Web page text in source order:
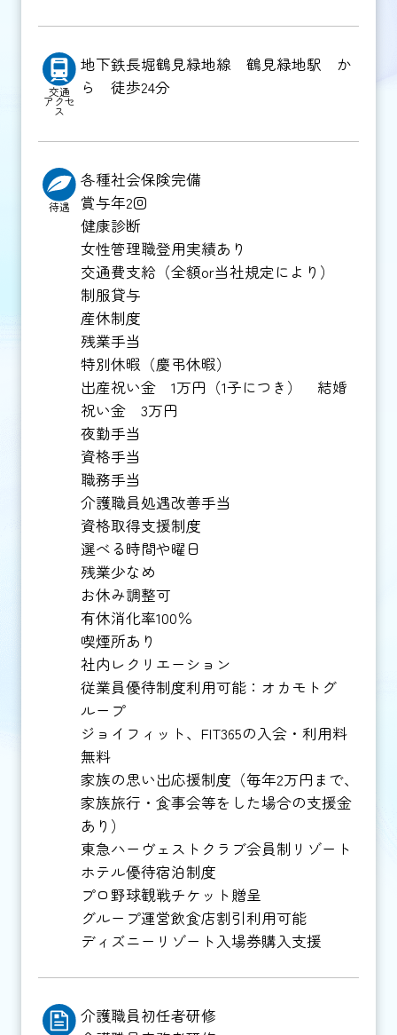
交通
アクセ
ス
地下鉄長堀鶴見緑地線 鶴見緑地駅 か
ら 徒歩24分
待遇
各種社会保険完備
賞与年2回
健康診断
女性管理職登用実績あり
交通費支給（全額or当社規定により）
制服貸与
産休制度
残業手当
特別休暇（慶弔休暇）
出産祝い金 1万円（1子につき） 結婚
祝い金 3万円
夜勤手当
資格手当
職務手当
介護職員処遇改善手当
資格取得支援制度
選べる時間や曜日
残業少なめ
お休み調整可
有休消化率100％
喫煙所あり
社内レクリエーション
従業員優待制度利用可能：オカモトグ
ループ
ジョイフィット、FIT365の入会・利用料
無料
家族の思い出応援制度（毎年2万円まで、
家族旅行・食事会等をした場合の支援金
あり）
東急ハーヴェストクラブ会員制リゾート
ホテル優待宿泊制度
プロ野球観戦チケット贈呈
グループ運営飲食店割引利用可能
ディズニーリゾート入場券購入支援
介護職員初任者研修